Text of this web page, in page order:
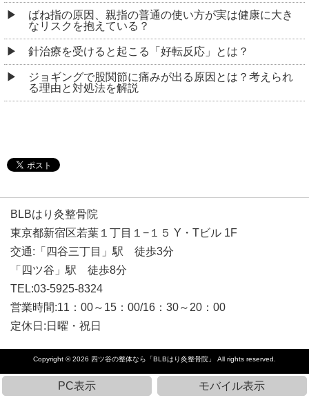
「四ツ谷」駅 徒歩8分
TEL:03-5925-8324
営業時間:11：00～15：00/16：30～20：00
定休日:日曜・祝日
四ツ谷の整体なら「BLBはり灸整骨院」